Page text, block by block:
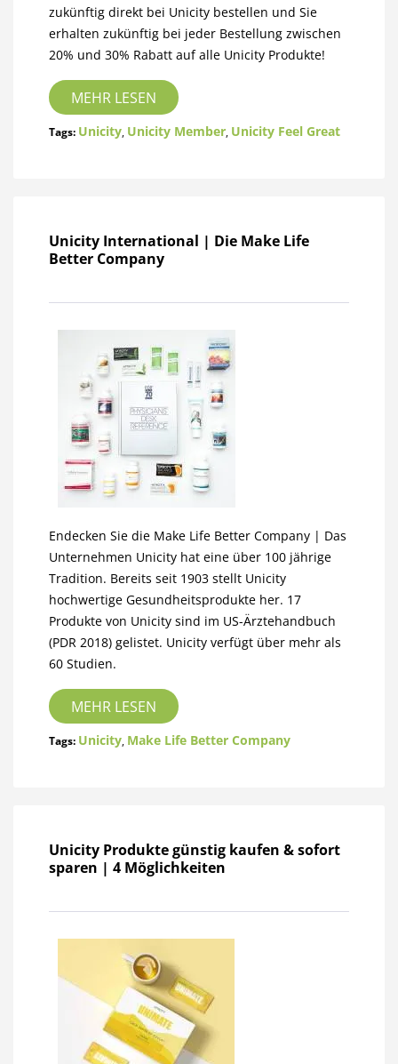
zukünftig direkt bei Unicity bestellen und Sie
erhalten zukünftig bei jeder Bestellung zwischen
20% und 30% Rabatt auf alle Unicity Produkte!
MEHR LESEN
Tags: Unicity, Unicity Member, Unicity Feel Great
Unicity International | Die Make Life
Better Company
Endecken Sie die Make Life Better Company | Das
Unternehmen Unicity hat eine über 100 jährige
Tradition. Bereits seit 1903 stellt Unicity
hochwertige Gesundheitsprodukte her. 17
Produkte von Unicity sind im US-Ärztehandbuch
(PDR 2018) gelistet. Unicity verfügt über mehr als
60 Studien.
MEHR LESEN
Tags: Unicity, Make Life Better Company
Unicity Produkte günstig kaufen & sofort
sparen | 4 Möglichkeiten